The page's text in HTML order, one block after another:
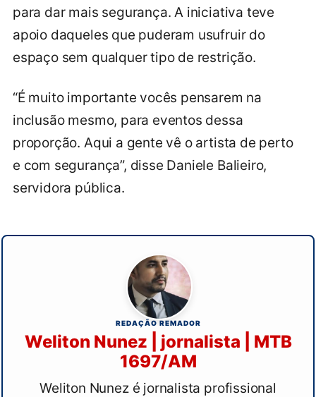
para dar mais segurança. A iniciativa teve
apoio daqueles que puderam usufruir do
espaço sem qualquer tipo de restrição.
“É muito importante vocês pensarem na
inclusão mesmo, para eventos dessa
proporção. Aqui a gente vê o artista de perto
e com segurança”, disse Daniele Balieiro,
servidora pública.
REDAÇÃO REMADOR
Weliton Nunez | jornalista | MTB
1697/AM
Weliton Nunez é jornalista profissional